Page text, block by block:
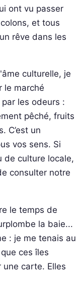
ont vu passer
et tous
rêve dans les
culturelle, je
le marché
les odeurs :
pêché, fruits
C’est un
vos sens. Si
de culture locale,
consulter notre
le temps de
la baie...
: je me tenais au
ces îles
carte. Elles